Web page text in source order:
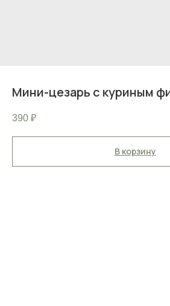
Мини-цезарь с куриным
390 ₽
В корзину